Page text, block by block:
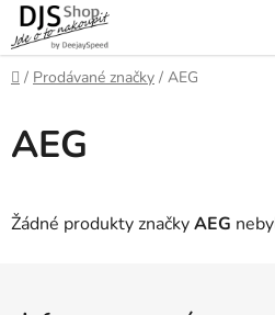
Přejít
na
obsah
Domů
/ Prodávané značky / AEG
AEG
Žádné produkty značkyAEG